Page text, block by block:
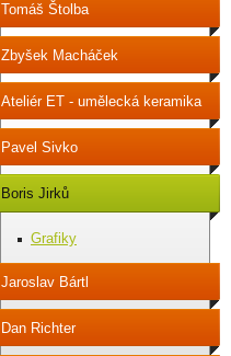
Tomáš Štolba
Zbyšek Macháček
Ateliér ET - umělecká keramika
Pavel Sivko
Boris Jirků
Grafiky
Jaroslav Bártl
Dan Richter